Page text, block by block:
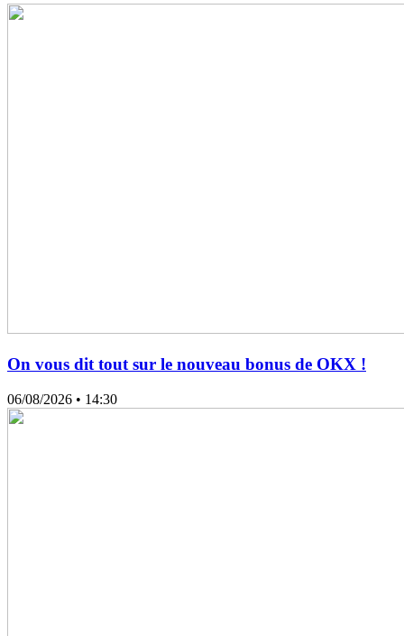
On vous dit tout sur le nouveau bonus de OKX !
06/08/2026 • 14:30